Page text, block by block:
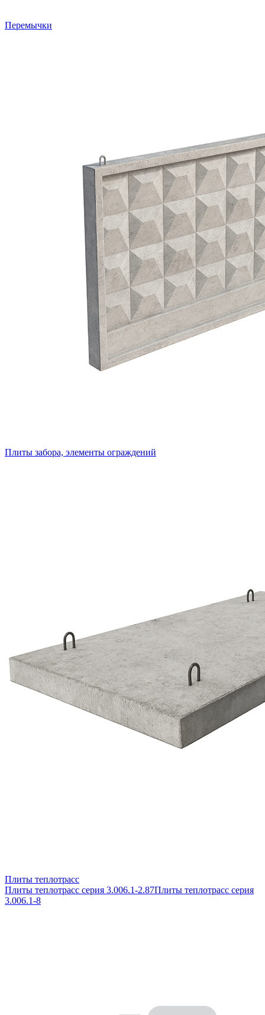
Перемычки
Плиты забора, элементы ограждений
Плиты теплотрасс
Плиты теплотрасс серия 3.006.1-2.87Плиты теплотрасс серия
3.006.1-8